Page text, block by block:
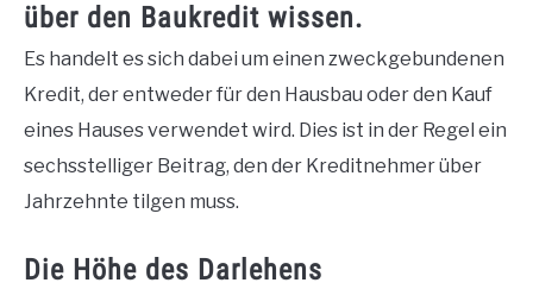
über den Baukredit wissen.
Es handelt es sich dabei um einen zweckgebundenen
Kredit, der entweder für den Hausbau oder den Kauf
eines Hauses verwendet wird. Dies ist in der Regel ein
sechsstelliger Beitrag, den der Kreditnehmer über
Jahrzehnte tilgen muss.
Die Höhe des Darlehens